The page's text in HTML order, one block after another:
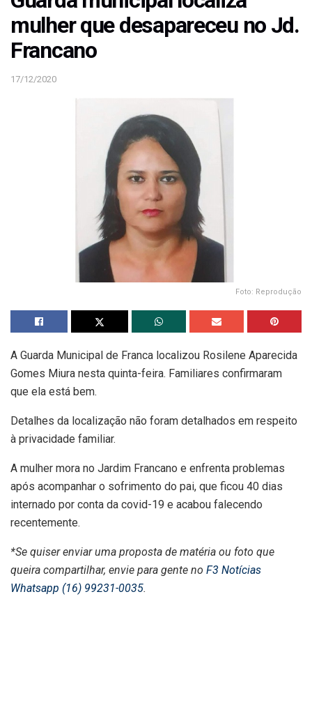
mulher que desapareceu no Jd.
Francano
17/12/2020
Foto: Reprodução
A Guarda Municipal de Franca localizou Rosilene Aparecida
Gomes Miura nesta quinta-feira. Familiares confirmaram
que ela está bem.
Detalhes da localização não foram detalhados em respeito
à privacidade familiar.
A mulher mora no Jardim Francano e enfrenta problemas
após acompanhar o sofrimento do pai, que ficou 40 dias
internado por conta da covid-19 e acabou falecendo
recentemente.
*Se quiser enviar uma proposta de matéria ou foto que
queira compartilhar, envie para gente no F3 Notícias
Whatsapp (16) 99231-0035.